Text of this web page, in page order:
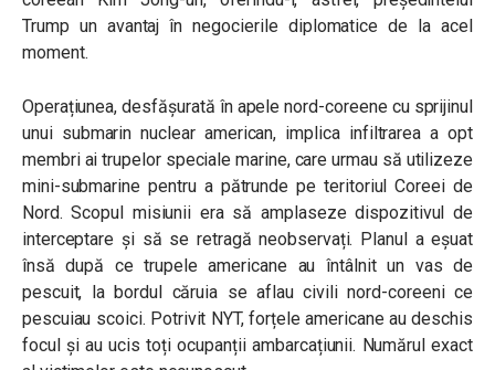
Trump un avantaj în negocierile diplomatice de la acel
moment.
Operațiunea, desfășurată în apele nord-coreene cu sprijinul
unui submarin nuclear american, implica infiltrarea a opt
membri ai trupelor speciale marine, care urmau să utilizeze
mini-submarine pentru a pătrunde pe teritoriul Coreei de
Nord. Scopul misiunii era să amplaseze dispozitivul de
interceptare și să se retragă neobservați. Planul a eșuat
însă după ce trupele americane au întâlnit un vas de
pescuit, la bordul căruia se aflau civili nord-coreeni ce
pescuiau scoici. Potrivit NYT, forțele americane au deschis
focul și au ucis toți ocupanții ambarcațiunii. Numărul exact